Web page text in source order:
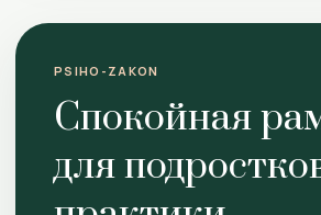
PSIHO-ZAKON
Спокойная
для